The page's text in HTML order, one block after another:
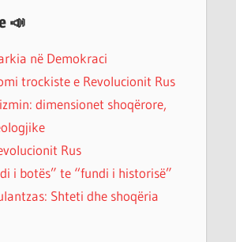
📣
në Demokraci
trockiste e Revolucionit Rus
dimensionet shoqërore,
Rus
i botës” te “fundi i historisë”
Shteti dhe shoqëria